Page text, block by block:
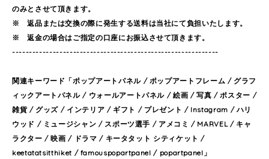
のみとさせて頂きます。
※ 返品または交換の際に発生する送料は当社にて負担いたします。
※ 返金の場合はご指定の口座にお振込させて頂きます。
-------------------------------------------------------------
関連キーワード「ポップアートパネル / ポップアートフレーム / グラフ
ィックアートパネル / ウォールアートパネル / 絵画 / 写真 / ポスター /
雑貨 / グッズ / インテリア / ギフト / プレゼント / Instagram / ハリ
ウッド / ミュージシャン / スポーツ選手 / アメコミ / MARVEL / キャ
ラクター / 映画 / ドラマ / キータタット シティケット /
keetatatsitthiket / famouspopartpanel / popartpanel」